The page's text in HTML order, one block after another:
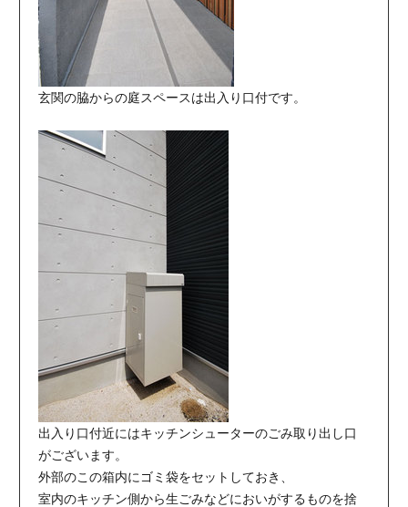
玄関の脇からの庭スペースは出入り口付です。
出入り口付近にはキッチンシューターのごみ取り出し口
がございます。
外部のこの箱内にゴミ袋をセットしておき、
室内のキッチン側から生ごみなどにおいがするものを捨